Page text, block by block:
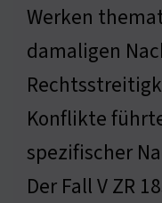
Werken
damaligen
Konflikte
spezifischer
Der Fall V ZR